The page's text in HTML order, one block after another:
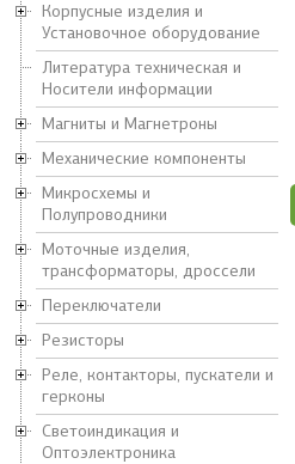
Корпусные изделия и
Установочное оборудование
Литература техническая и
Носители информации
Магниты и Магнетроны
Механические компоненты
Микросхемы и
Полупроводники
Моточные изделия,
трансформаторы, дроссели
Переключатели
Резисторы
Реле, контакторы, пускатели и
герконы
Светоиндикация и
Оптоэлектроника